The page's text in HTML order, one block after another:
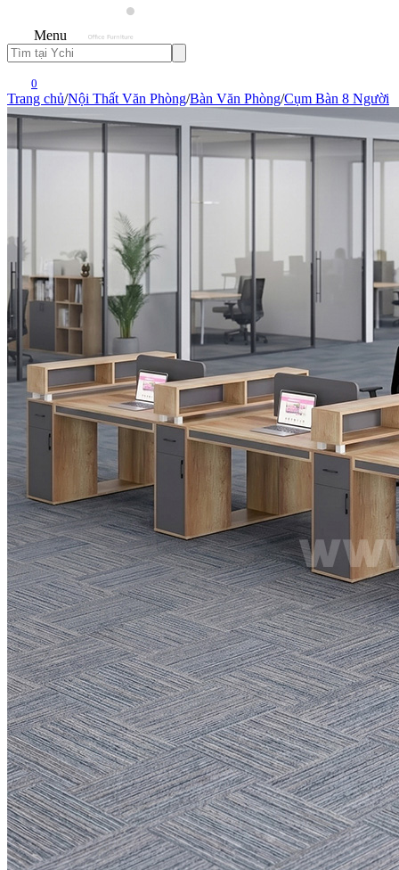
Menu
0
Trang chủ/Nội Thất Văn Phòng/Bàn Văn Phòng/Cụm Bàn 8 Người